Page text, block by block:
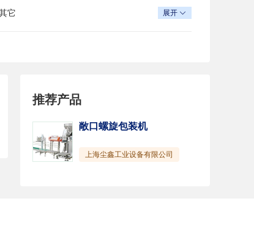
它 展开 
推荐产品
敞口螺旋包装机
上海尘鑫工业设备有限公司